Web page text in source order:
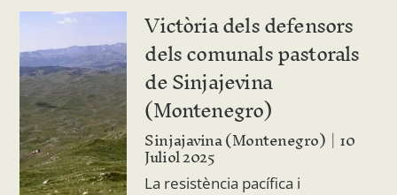
Victòria dels defensors
dels comunals pastorals
de Sinjajevina
(Montenegro)
Sinjajavina (Montenegro) 10
Juliol 2025
La resistència pacífica i